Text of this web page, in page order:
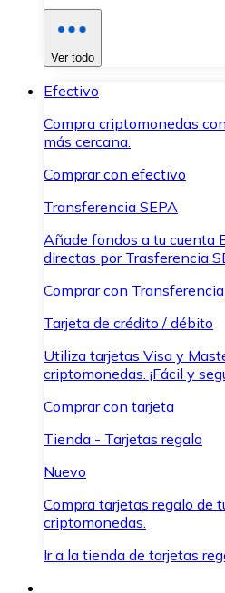
Ver todo
Efectivo
Compra criptomonedas
más cercana.
Comprar con efectivo
Transferencia SEPA
Añade fondos a tu cuenta
directas por Trasferencia
Comprar con Transferencia
Tarjeta de crédito / débito
Utiliza tarjetas Visa y
criptomonedas. ¡Fácil y
Comprar con tarjeta
Tienda - Tarjetas regalo
Nuevo
Compra tarjetas regalo de
criptomonedas.
Ir a la tienda de tarjetas